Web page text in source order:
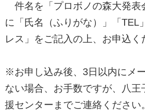
件名を「プロボノの森大発表
に「氏名（ふりがな）」「TEL
レス」をご記入の上、お申込く
※お申し込み後、3日以内にメ
ない場合、お手数ですが、八王
援センターまでご連絡ください。